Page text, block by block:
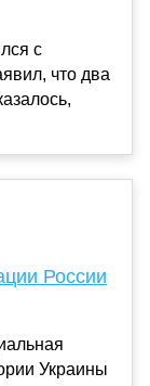
с
что два
России
Украины